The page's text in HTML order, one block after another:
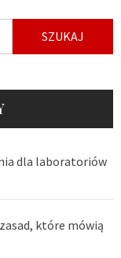
dla laboratoriów
które mówią